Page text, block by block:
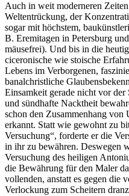
Auch in weit moderneren
Weltentrückung, der
sogar mit höchstem,
B. Eremitagen in Petersburg
mäusefrei). Und bis in die
ciceronische wie stoische
Lebens im Verborgenen,
banalchristliche
Einsamkeit gerade nicht vor der
und sündhafte Nacktheit
schon den Zusammenhang von
erkannt. Statt wie gewohnt zu
Versuchung“, forderte er die
in ihr zu bewähren. Deswegen
Versuchung des heiligen
die Bewährung für den Maler
vollenden, anstatt es gegen die
Verlockung zum Scheitern